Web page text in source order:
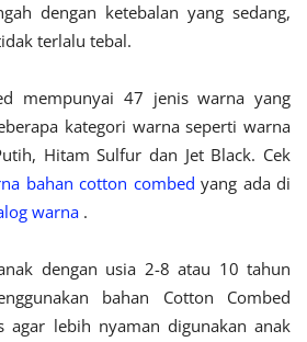
dengan ketebalan yang sedang,
terlalu tebal.
mempunyai 47 jenis warna yang
kategori warna seperti warna
Hitam Sulfur dan Jet Black. Cek
bahan cotton combed yang ada di
warna .
dengan usia 2-8 atau 10 tahun
bahan Cotton Combed
agar lebih nyaman digunakan anak